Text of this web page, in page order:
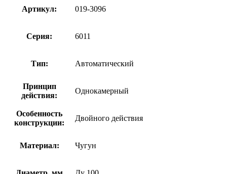
Артикул: 019-3096
Серия: 6011
Тип: Автоматический
Принцип
действия:
Однокамерный
Особенность
конструкции:
Двойного действия
Материал: Чугун